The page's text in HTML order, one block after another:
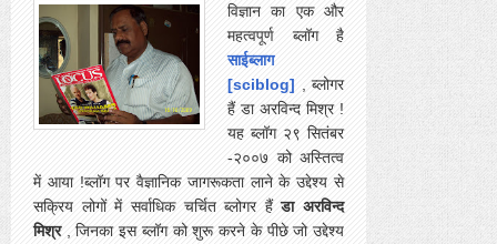
विज्ञान का एक और
महत्वपूर्ण ब्लॉग है
साईब्लाग
[sciblog] , ब्लोगर
हैं डा अरविन्द मिश्र !
यह ब्लॉग २९ सितंबर
-२००७ को अस्तित्व
में आया !ब्लॉग पर वैज्ञानिक जागरूकता लाने के उद्देश्य से
सक्रिय लोगों में सर्वाधिक चर्चित ब्लोगर हैंडा अरविन्द
मिश्र
, जिनका इस ब्लॉग को शुरू करने के पीछे जो उद्देश्य